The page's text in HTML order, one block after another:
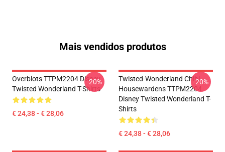
Mais vendidos produtos
Overblots TTPM2204 Disney
Twisted Wonderland T-Shirts
€ 24,38 - € 28,06
-20%
Twisted-Wonderland Chibi
Housewardens TTPM2204
Disney Twisted Wonderland T-
Shirts
€ 24,38 - € 28,06
-20%